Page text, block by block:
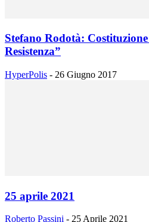
Stefano Rodotà:
Resistenza”
HyperPolis - 26 Giugno 2017
25 aprile 2021
Roberto Passini - 25 Aprile 2021